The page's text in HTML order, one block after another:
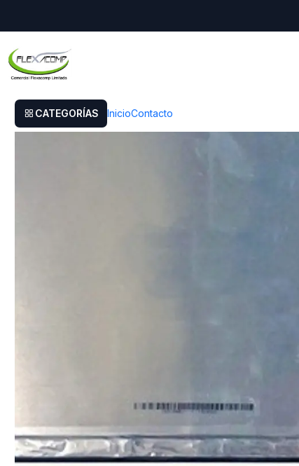
CATEGORÍAS InicioContacto